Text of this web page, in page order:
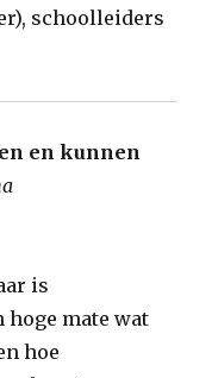
schoolleiders
en kunnen
is
mate wat
hoe